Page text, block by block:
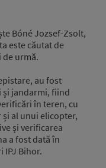
Bóné Jozsef-Zsolt,
este căutat de
urmă.
au fost
și jandarmi, fiind
în teren, cu
al unui elicopter,
și verificarea
a fost dată în
IPJ Bihor.